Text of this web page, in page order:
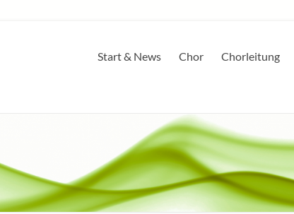
Start & News Chor Chorleitung